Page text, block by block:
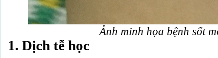
Ảnh minh họa bệnh sốt
1. Dịch tễ học